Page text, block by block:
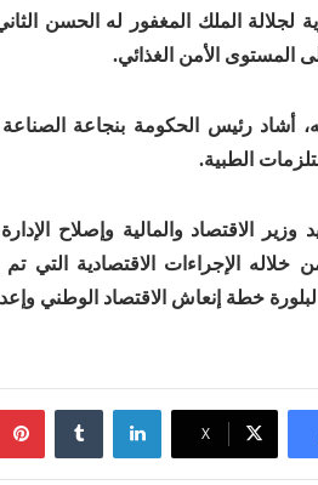
لجلالة الملك المغفور له الحسن
المستوى الأمن الغذائي.
أشاد رئيس الحكومة بنجاعة الصناعة
الطبية.
وزير الاقتصاد والمالية وإصلاح
خلاله الإجراءات الاقتصادية التي
خطة إنعاش الاقتصاد الوطني
‫X
لينكدإن